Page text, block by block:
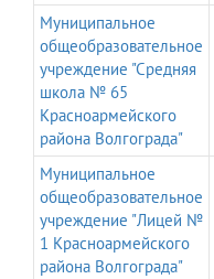
Муниципальное
общеобразовательное
учреждение "Средняя
школа № 65
Красноармейского
района Волгограда"
Муниципальное
общеобразовательное
учреждение "Лицей №
1 Красноармейского
района Волгограда"